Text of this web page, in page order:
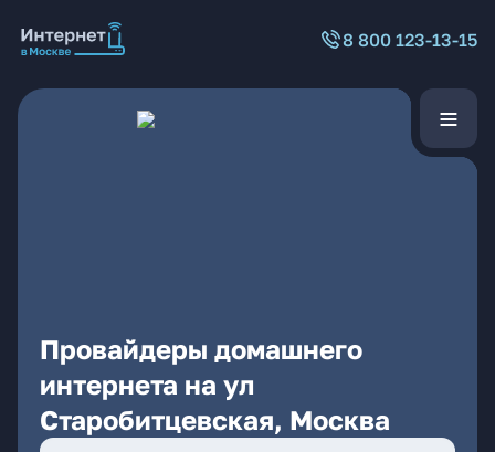
8 800 123-13-15
Провайдеры домашнего
интернета на ул
Старобитцевская, Москва